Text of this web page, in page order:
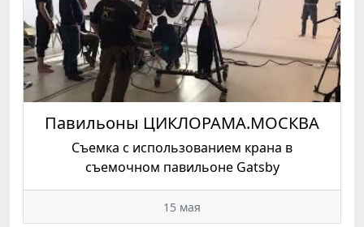
Павильоны ЦИКЛОРАМА.МОСКВА
Съемка с использованием крана в
съемочном павильоне Gatsby
15 мая